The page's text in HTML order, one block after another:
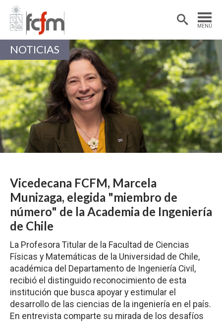
MENÚ
Estudiantes
Académicas/os
NOTICIAS
Vicedecana FCFM, Marcela
Munizaga, elegida "miembro de
número" de la Academia de Ingeniería
de Chile
La Profesora Titular de la Facultad de Ciencias
Físicas y Matemáticas de la Universidad de Chile,
académica del Departamento de Ingeniería Civil,
recibió el distinguido reconocimiento de esta
institución que busca apoyar y estimular el
desarrollo de las ciencias de la ingeniería en el país.
En entrevista comparte su mirada de los desafíos